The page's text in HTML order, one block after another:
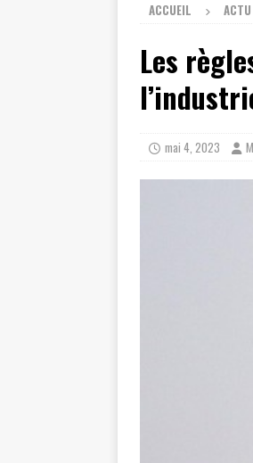
ACCUEIL ACTU
Les
mai 4, 2023